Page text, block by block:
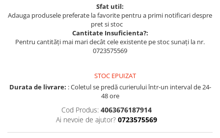
Sfat util:
Adauga produsele preferate la favorite pentru a primi notificari despre
pret si stoc
Cantitate Insuficienta?:
Pentru cantități mai mari decât cele existente pe stoc sunați la nr.
0723575569
STOC EPUIZAT
Durata de livrare: : Coletul se predă curierului într-un interval de 24-
48 ore
Cod Produs: 4063676187914
Ai nevoie de ajutor? 0723575569